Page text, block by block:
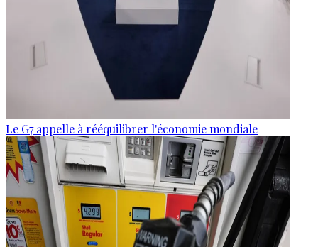
Le G7 appelle à rééquilibrer l'économie mondiale